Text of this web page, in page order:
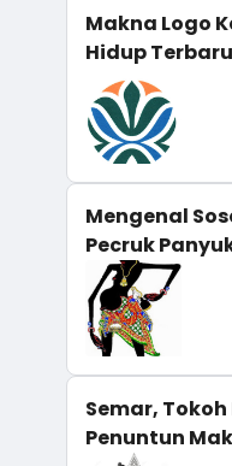
Makna Logo
Hidup Terbaru
Mengenal
Pecruk
Semar,
Penuntun